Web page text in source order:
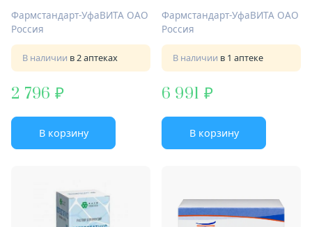
Фармстандарт-УфаВИТА ОАО
Россия
В наличии в 2 аптеках
2 796
В корзину
Фармстандарт-УфаВИТА ОАО
Россия
В наличии в 1 аптеке
6 991
В корзину